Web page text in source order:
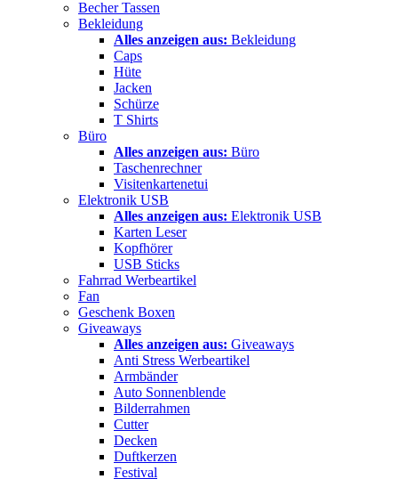
Becher Tassen
Bekleidung
Alles anzeigen aus: Bekleidung
Caps
Hüte
Jacken
Schürze
T Shirts
Büro
Alles anzeigen aus: Büro
Taschenrechner
Visitenkartenetui
Elektronik USB
Alles anzeigen aus: Elektronik USB
Karten Leser
Kopfhörer
USB Sticks
Fahrrad Werbeartikel
Fan
Geschenk Boxen
Giveaways
Alles anzeigen aus: Giveaways
Anti Stress Werbeartikel
Armbänder
Auto Sonnenblende
Bilderrahmen
Cutter
Decken
Duftkerzen
Festival